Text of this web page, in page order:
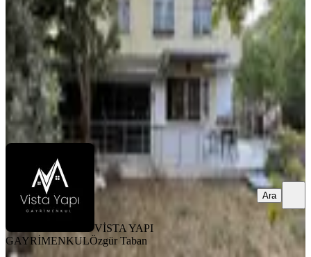
5+2· 180 m² 05.08.2026
8.800.000 ₺
VİSTA YAPI GAYRİMENKUL Özgür Taban
Ara
VİSTA YAPI
GAYRİMENKULÖzgür Taban
Ara